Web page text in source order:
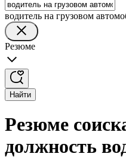
водитель на грузовом
Резюме
Найти
Резюме
должность